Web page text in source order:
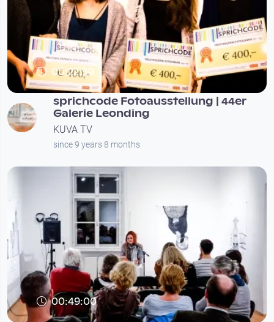
00:22:39
sprichcode Fotoausstellung | 44er
Galerie Leonding
KUVA TV
since 9 years 8 months
00:49:00